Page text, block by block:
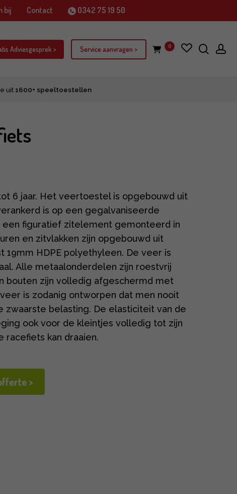
bij Contact 0342 75 19 50
Adviesgesprek > Service aanvragen > 0item
uit1600+ speeltoestellen
6 jaar. Het veertoestel is opgebouwd uit
is op een gegalvaniseerde
figuratief zitelement gemonteerd in
en zitvlakken zijn opgebouwd uit
19mm HDPE polyethyleen. De veer is
Alle metaalonderdelen zijn roestvrij
bouten zijn volledig afgeschermd met
is zodanig ontworpen dat men nooit
zwaarste belasting. De elasticiteit van de
ook voor de kleintjes volledig tot zijn
racefiets kan draaien.
>